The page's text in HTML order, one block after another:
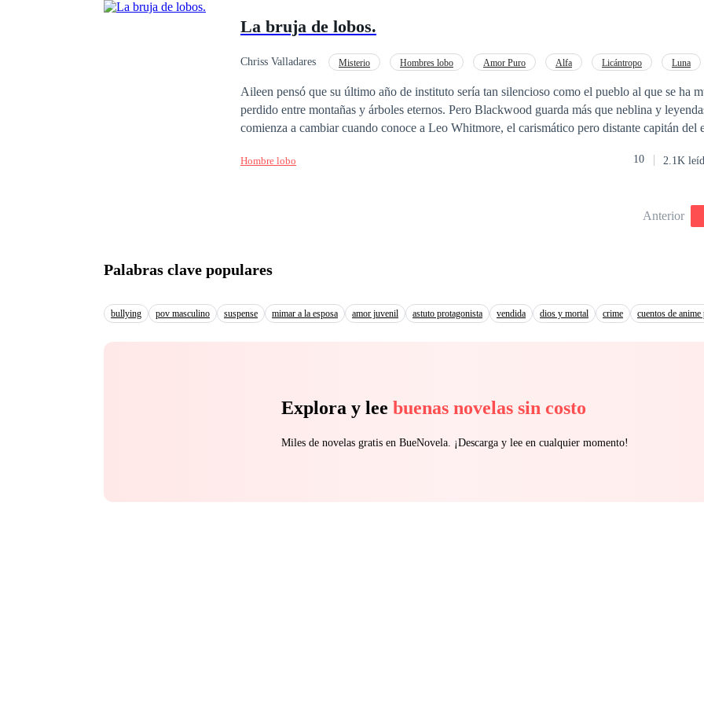
La bruja de lobos.
Chriss Valladares Misterio Hombres lobo Amor Puro Alfa Licántropo
Luna
Aileen pensó que su último año de instituto sería tan silencioso como el pueblo al que se ha
perdido entre montañas y árboles eternos. Pero Blackwood guarda más que neblina y
comienza a cambiar cuando conoce a Leo Whitmore, el carismático pero distante capitán del
atrae y la llama. Una conexión inexplicable que despierta los sentidos de Aileen y la arrastra
observa en silencio, Aileen deberá decidir si se atreve a descubrir la verdad o si es mejor no
Hombre lobo 10 2.1K
Anterior
Palabras clave populares
bullying pov masculino suspense mimar a la esposa amor juvenil astuto protagonista vendida dios y mortal crime cuentos de anime
Explora y lee buenas novelas sin costo
Miles de novelas gratis en BueNovela. ¡Descarga y lee en cualquier momento!